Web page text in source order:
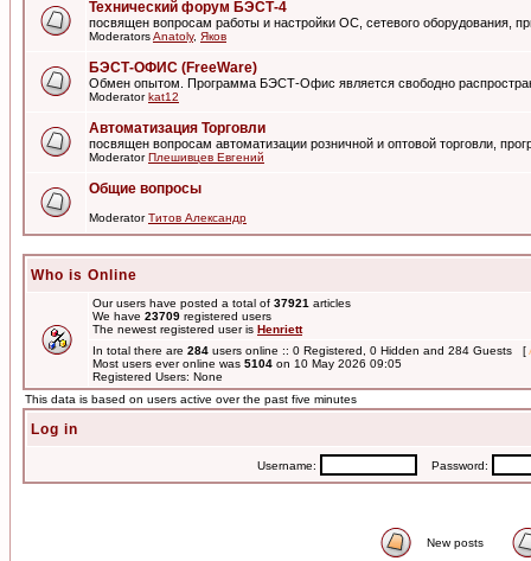
Технический форум БЭСТ-4
посвящен вопросам работы и настройки ОС, сетевого оборудования,
ModeratorsAnatoly, Яков
БЭСТ-ОФИС (FreeWare)
Обмен опытом. Программа БЭСТ-Офис является свободно
Moderatorkat12
Автоматизация Торговли
посвящен вопросам автоматизации розничной и оптовой торговли,
ModeratorПлешивцев Евгений
Общие вопросы
ModeratorТитов Александр
Who is Online
Our users have posted a total of 37921 articles
We have 23709 registered users
The newest registered user is Henriett
In total there are 284 users online :: 0 Registered, 0 Hidden and 284 Guests [
Most users ever online was 5104 on 10 May 2026 09:05
Registered Users: None
This data is based on users active over the past five minutes
Log in
Username: Password:
New posts